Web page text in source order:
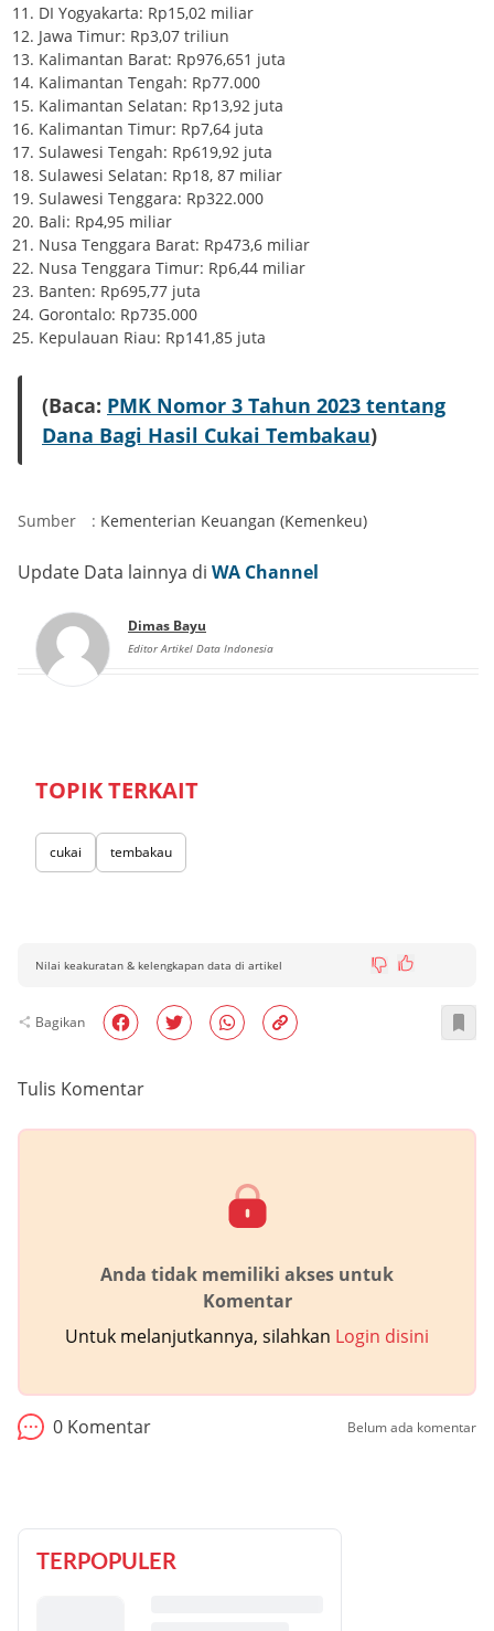
DI Yogyakarta: Rp15,02 miliar
Jawa Timur: Rp3,07 triliun
Kalimantan Barat: Rp976,651 juta
Kalimantan Tengah: Rp77.000
Kalimantan Selatan: Rp13,92 juta
Kalimantan Timur: Rp7,64 juta
Sulawesi Tengah: Rp619,92 juta
Sulawesi Selatan: Rp18, 87 miliar
Sulawesi Tenggara: Rp322.000
Bali: Rp4,95 miliar
Nusa Tenggara Barat: Rp473,6 miliar
Nusa Tenggara Timur: Rp6,44 miliar
Banten: Rp695,77 juta
Gorontalo: Rp735.000
Kepulauan Riau: Rp141,85 juta
(Baca: PMK Nomor 3 Tahun 2023 tentang
Dana Bagi Hasil Cukai Tembakau)
Sumber : Kementerian Keuangan (Kemenkeu)
Update Data lainnya di WA Channel
Dimas Bayu
Editor Artikel Data Indonesia
TOPIK TERKAIT
cukai tembakau
Nilai keakuratan & kelengkapan data di artikel
Bagikan
Tulis Komentar
Anda tidak memiliki akses untuk
Komentar
Untuk melanjutkannya, silahkan Login disini
0 Komentar Belum ada komentar
TERPOPULER